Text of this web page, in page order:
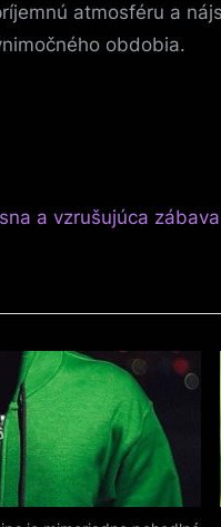
atmosféru a
obdobia.
a vzrušujúca zábava